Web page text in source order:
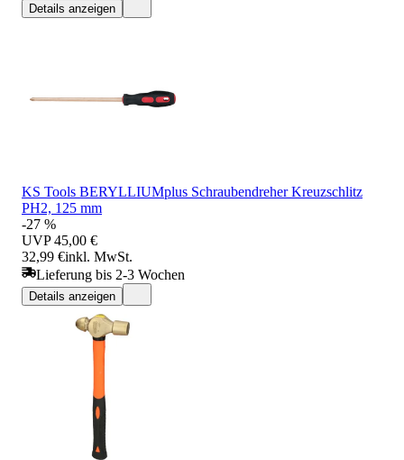
Details anzeigen
KS Tools BERYLLIUMplus Schraubendreher Kreuzschlitz
PH2, 125 mm
-27 %
UVP 45,00 €
32,99 €inkl. MwSt.
Lieferung bis 2-3 Wochen
Details anzeigen